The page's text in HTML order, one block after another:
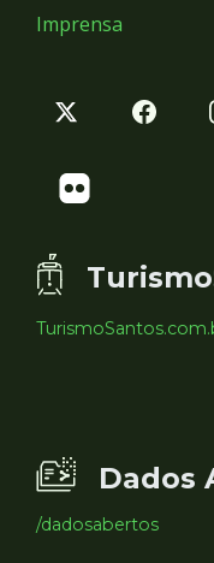
Imprensa
Dados
/dadosabertos